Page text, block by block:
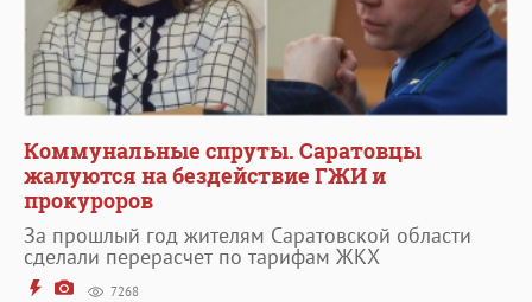
Коммунальные спруты. Саратовцы
жалуются на бездействие ГЖИ и
прокуроров
За прошлый год жителям Саратовской области
сделали перерасчет по тарифам ЖКХ
7268